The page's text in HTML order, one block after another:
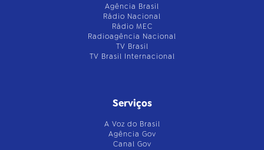
Agência Brasil
Rádio Nacional
Rádio MEC
Radioagência Nacional
TV Brasil
TV Brasil Internacional
Serviços
A Voz do Brasil
Agência Gov
Canal Gov